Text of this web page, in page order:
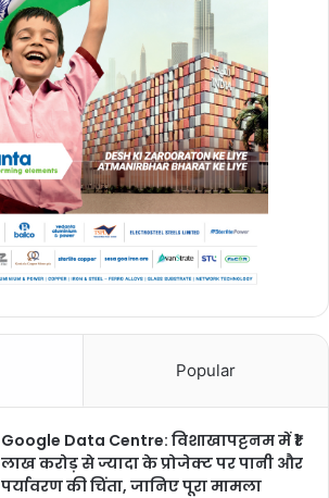
Popular
Google Data Centre: विशाखापट्टनम में ₹1
लाख करोड़ से ज्यादा के प्रोजेक्ट पर पानी और
पर्यावरण की चिंता, जानिए पूरा मामला